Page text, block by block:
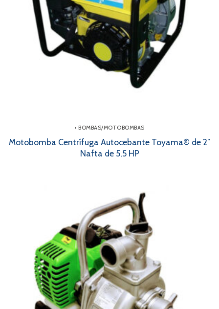
• BOMBAS/MOTOBOMBAS
Motobomba Centrífuga Autocebante Toyama® de 2″
Nafta de 5,5 HP